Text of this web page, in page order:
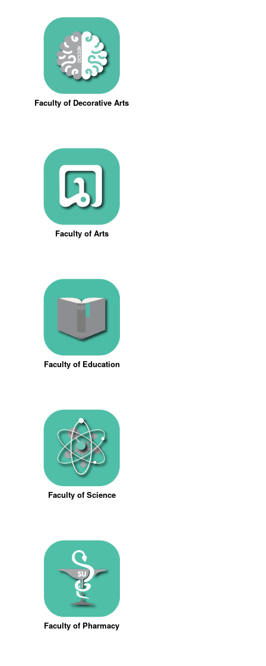
Faculty of Decorative Arts
Faculty of Arts
Faculty of Education
Faculty of Science
Faculty of Pharmacy